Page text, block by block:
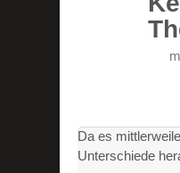
Da es
Unterschiede